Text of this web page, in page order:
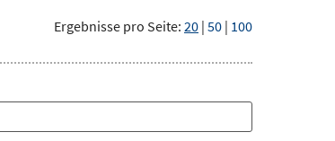
Ergebnisse pro Seite: 20 | 50 | 100